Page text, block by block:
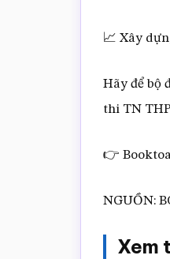
📈 Xây
Hãy để bộ
thi TN
👉
NGUỒN:
Xem